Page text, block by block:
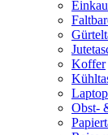
Koffer
Obst-